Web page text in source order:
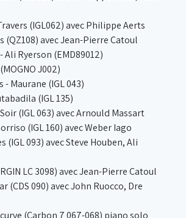
(IGL062) avec Philippe Aerts
(QZ108) avec Jean-Pierre Catoul
Ali Ryerson (EMD89012)
J002)
- Maurane (IGL 043)
(IGL 135)
(IGL 063) avec Arnould Massart
(IGL 160) avec Weber Iago
(IGL 093) avec Steve Houben, Ali
LC 3098) avec Jean-Pierre Catoul
(CDS 090) avec John Ruocco, Dre
(Carbon 7 067-068) piano solo